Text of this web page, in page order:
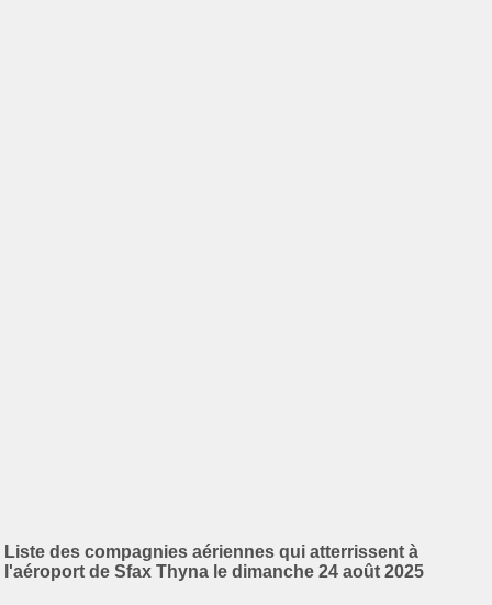
Liste des compagnies aériennes qui atterrissent à
l'aéroport de Sfax Thyna le dimanche 24 août 2025